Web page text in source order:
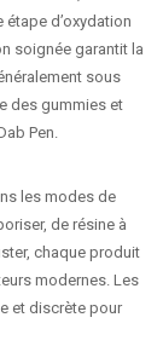
d’oxydation
soignée garantit la
sous
des gummies et
Pen.
les modes de
de résine à
chaque produit
modernes. Les
et discrète pour